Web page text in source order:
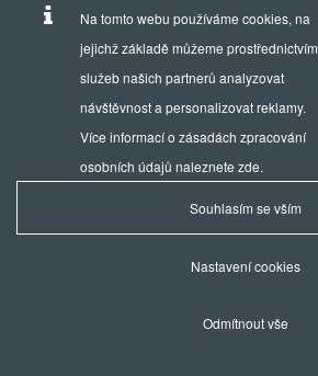
DATE
Na tomto webu používáme cookies, na
jejichž základě můžeme prostřednictvím
služeb našich partnerů analyzovat
návštěvnost a personalizovat reklamy.
Více informací o zásadách zpracování
osobních údajů naleznete zde.
Souhlasím se vším
Nastavení cookies
Odmítnout vše